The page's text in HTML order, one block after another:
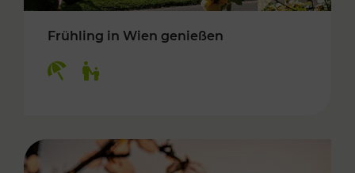
Frühling in Wien genießen